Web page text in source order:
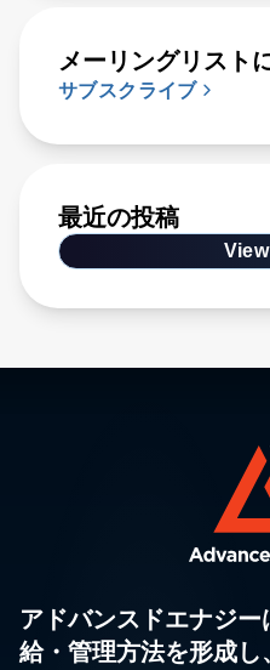
メーリングリスト
サブスクライブ
最近の投稿
アドバンスドエナジ
給・管理方法を形成し